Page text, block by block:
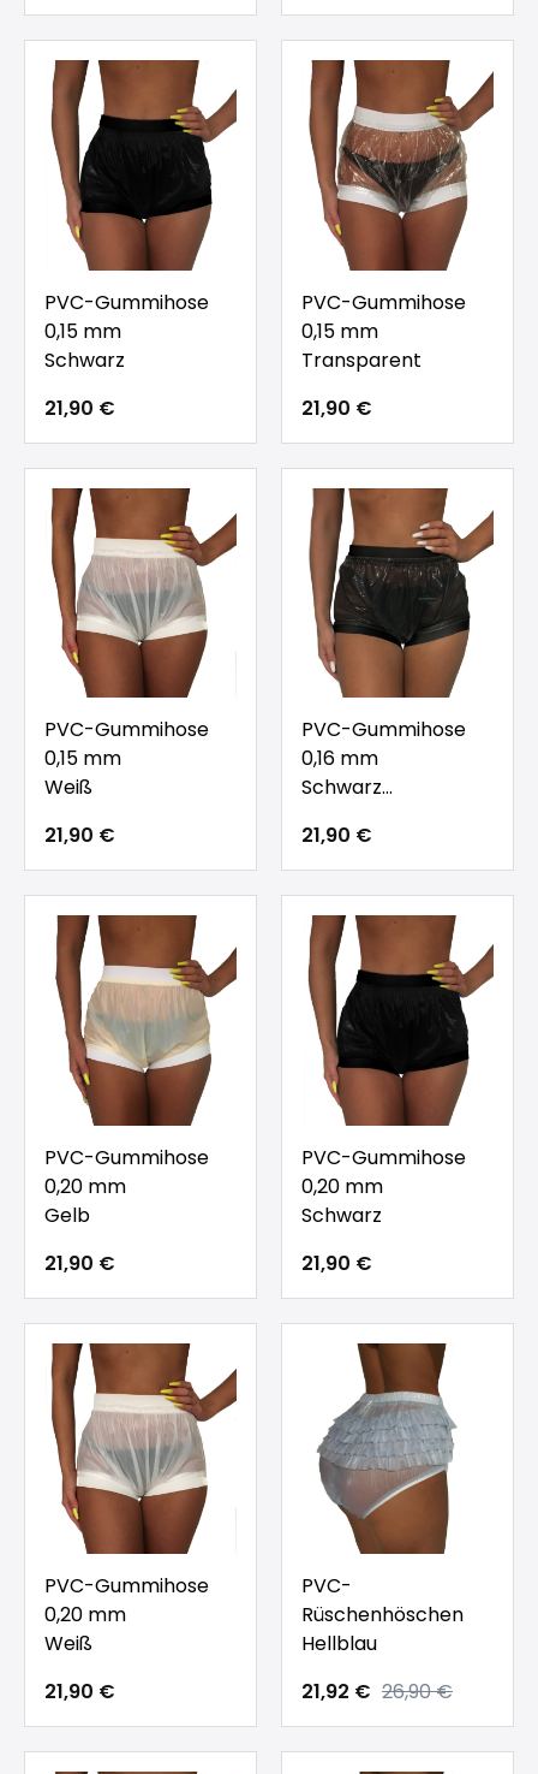
PVC-Gummihose
0,15 mm
Schwarz
21,90 €
PVC-Gummihose
0,15 mm
Transparent
21,90 €
PVC-Gummihose
0,15 mm
Weiß
21,90 €
PVC-Gummihose
0,16 mm
Schwarz
21,90 €
PVC-Gummihose
0,20 mm
Gelb
21,90 €
PVC-Gummihose
0,20 mm
Schwarz
21,90 €
PVC-Gummihose
0,20 mm
Weiß
21,90 €
PVC-
Rüschenhöschen
Hellblau
21,92 € 26,90 €